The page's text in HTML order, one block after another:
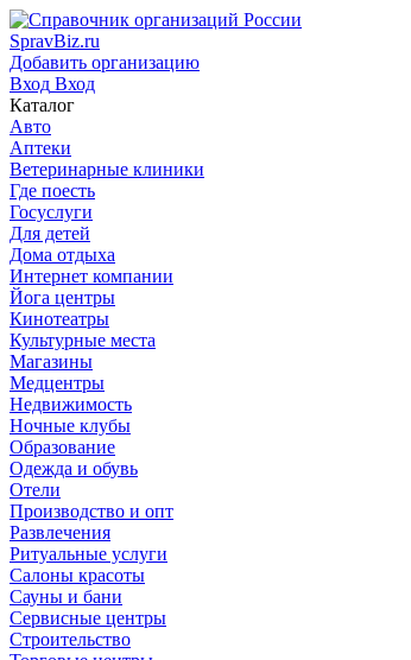
SpravBiz.ru
Добавить организацию
Вход Вход
Каталог
Авто
Аптеки
Ветеринарные клиники
Где поесть
Госуслуги
Для детей
Дома отдыха
Интернет компании
Йога центры
Кинотеатры
Культурные места
Магазины
Медцентры
Недвижимость
Ночные клубы
Образование
Одежда и обувь
Отели
Производство и опт
Развлечения
Ритуальные услуги
Салоны красоты
Сауны и бани
Сервисные центры
Строительство